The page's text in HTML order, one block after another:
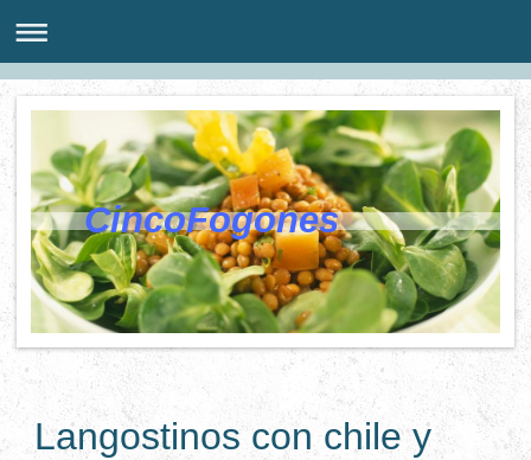
CincoFogones
Langostinos con chile y